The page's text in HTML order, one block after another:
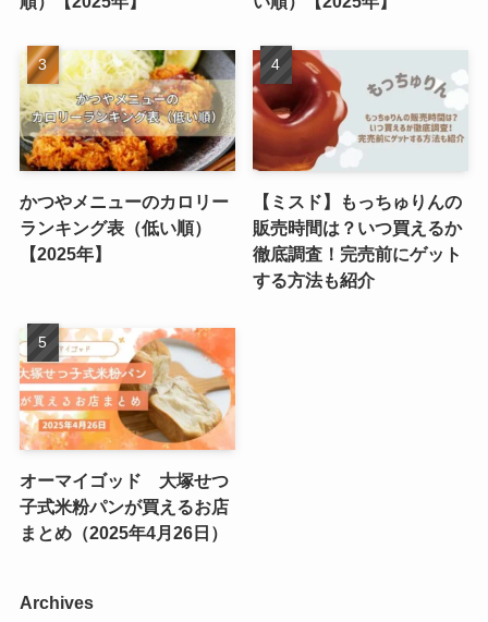
かつやメニューのカロリー
ランキング表（低い順）
【2025年】
【ミスド】もっちゅりんの
販売時間は？いつ買えるか
徹底調査！完売前にゲット
する方法も紹介
オーマイゴッド 大塚せつ
子式米粉パンが買えるお店
まとめ（2025年4月26日）
Archives